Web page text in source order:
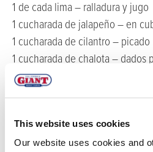
This website uses cookies
Our website uses cookies and
1 de cada lima – ralladura y jugo
1 cucharada de jalapeño – en
1 cucharada de cilantro – picado
1 cucharada de chalota – dados
Para el Sándwich:
6 cada uno con una porción de
1 cucharada de mantequilla